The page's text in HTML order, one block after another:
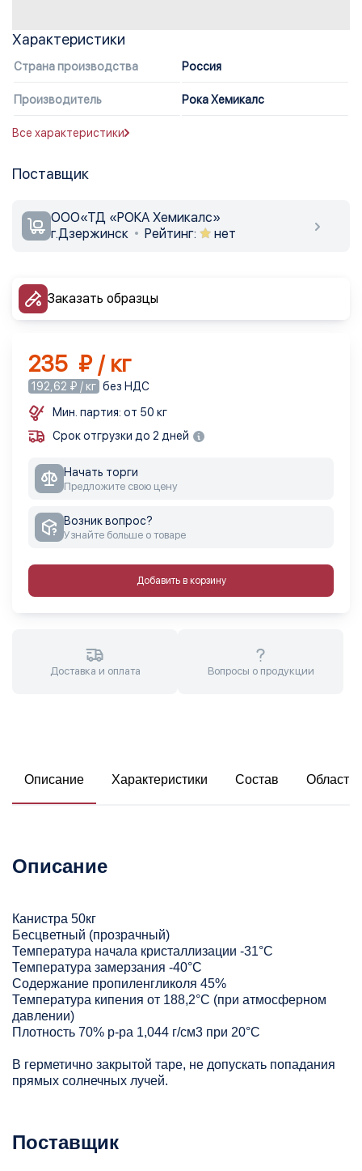
Характеристики
Страна производства Россия
Производитель Рока Хемикалс
Все характеристики
Поставщик
ООО«ТД «РОКА Хемикалс»
г.Дзержинск
Рейтинг: нет
Заказать образцы
235 ₽ / кг
192,62 ₽ / кг без НДС
Мин. партия: от 50 кг
Срок отгрузки до 2 дней
Начать торги
Предложите свою цену
Возник вопрос?
Узнайте больше о товаре
Добавить в корзину
Доставка и оплата Вопросы о продукции
Описание Характеристики Состав Область
Описание
Канистра 50кг
Бесцветный (прозрачный)
Температура начала кристаллизации -31°С
Температура замерзания -40°С
Содержание пропиленгликоля 45%
Температура кипения от 188,2°C (при атмосферном
давлении)
Плотность 70% р-ра 1,044 г/см3 при 20°C
В герметично закрытой таре, не допускать попадания
прямых солнечных лучей.
Поставщик